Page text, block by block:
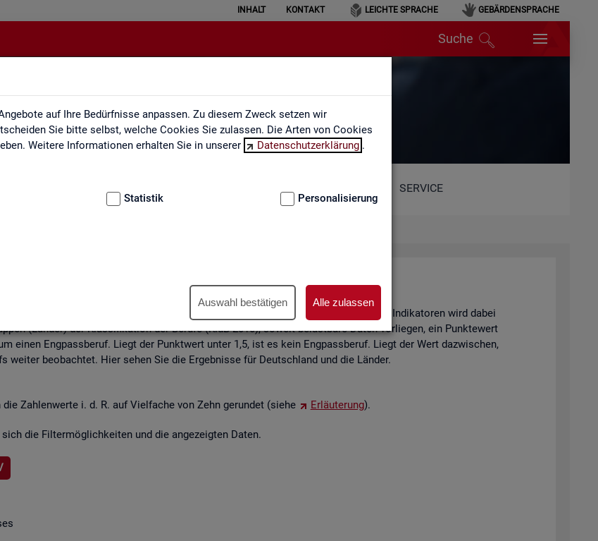
auf Ihre Bedürfnisse anpassen. Zu diesem Zweck setzen wir
Sie bitte selbst, welche Cookies Sie zulassen. Die Arten von Cookies
Weitere Informationen erhalten Sie in unserer
Datenschutzerklärung .
Statistik Personalisierung
Auswahl bestätigen Alle zulassen
INHALT KONTAKT LEICHTE SPRACHE GEBÄRDENSPRACHE
Suche
Engpassanalyse
SERVICE
Eng­pass­ana­ly­se
jähr­lich die Fach­kräf­te­si­tua­ti­on am Ar­beits­markt. An­hand von 6 sta­tis­ti­schen In­di­ka­to­ren wird dabei
(Län­der) der Klas­si­fi­ka­ti­on der Be­ru­fe (KldB 2010), so­weit be­last­ba­re Daten vor­lie­gen, ein Punk­te­wert
einen Eng­pass­be­ruf. Liegt der Punkt­wert unter 1,5, ist es kein Eng­pass­be­ruf. Liegt der Wert da­zwi­schen,
wei­ter be­ob­ach­tet. Hier sehen Sie die Er­geb­nis­se für Deutsch­land und die Län­der.
Zah­len­wer­te i. d. R. auf Viel­fa­che von Zehn ge­run­det (siehe Er­läu­te­rung).
die Fil­ter­mög­lich­kei­ten und die an­ge­zeig­ten Daten.